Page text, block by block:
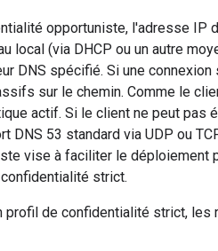
opportuniste, l'adresse
local (via DHCP ou un autre
DNS spécifié. Si une
sur le chemin. Comme le
actif. Si le client ne peut
DNS 53 standard via UDP ou
vise à faciliter le
strict.
profil de confidentialité strict,